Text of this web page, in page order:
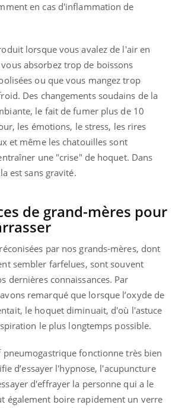
en cas d'inflammation de
lorsque vous avalez de l'air en
absorbez trop de boissons
ou que vous mangez trop
Des changements soudains de la
le fait de fumer plus de 10
les émotions, le stress, les rires
et même les chatouilles sont
une "crise" de hoquet. Dans
est sans gravité.
de grand-mères pour
par nos grands-mères, dont
sembler farfelues, sont souvent
dernières connaissances. Par
remarqué que lorsque l’oxyde de
le hoquet diminuait, d'où l'astuce
le plus longtemps possible.
fonctionne très bien
d’essayer l'hypnose, l'acupuncture
d'effrayer la personne qui a le
également boire rapidement un verre